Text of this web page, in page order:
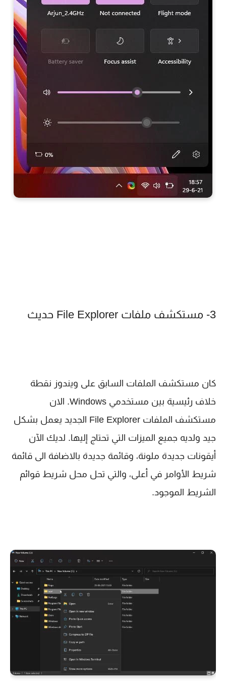
3- مستكشف ملفات File Explorer حديث
كان مستكشف الملفات السابق على ويندوز نقطة
خلاف رئيسية بين مستخدمي Windows. الان
مستكشف الملفات File Explorer الجديد يعمل بشكل
جيد ولديه جميع الميزات التي تحتاج إليها. لديك الآن
أيقونات جديدة ملونة، وقائمة جديدة بالاضافة الى قائمة
شريط الأوامر في أعلى، والتي تحل محل شريط قوائم
الشريط الموجود.